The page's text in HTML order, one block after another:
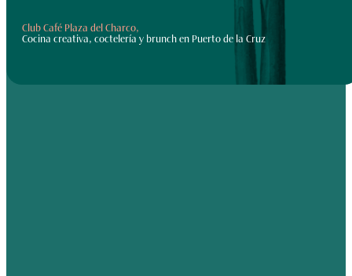
Club Café Plaza del Charco,
Cocina creativa, coctelería y brunch en Puerto de la Cruz